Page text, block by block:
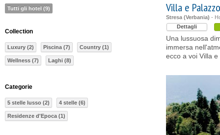
Villa e
Stresa (Verbania) -
Dettagli
Una lussuosa
immersa
ecco a voi Villa
Tutti gli hotel (9)
Collection
Luxury (2) Piscina (7) Country (1)
Wellness (7) Laghi (8)
Categorie
5 stelle lusso (2) 4 stelle (6)
Residenze d'Epoca (1)